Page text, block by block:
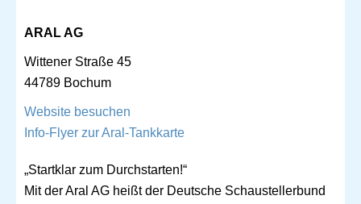
ARAL AG
Wittener Straße 45
44789 Bochum
Website besuchen
Info-Flyer zur Aral-Tankkarte
„Startklar zum Durchstarten!“
Mit der Aral AG heißt der Deutsche Schaustellerbund